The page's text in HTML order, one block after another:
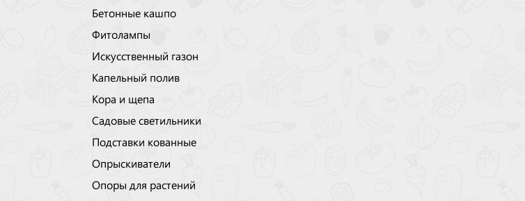
Бетонные кашпо
Фитолампы
Искусственный газон
Капельный полив
Кора и щепа
Садовые светильники
Подставки кованные
Опрыскиватели
Опоры для растений